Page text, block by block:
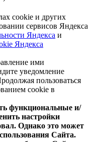
cookie и других
сервисов Яндекса
Яндекса и
Яндекса
ими
уведомление
пользоваться
cookie в
функциональные и/
настройки
Однако это может
Сайта.